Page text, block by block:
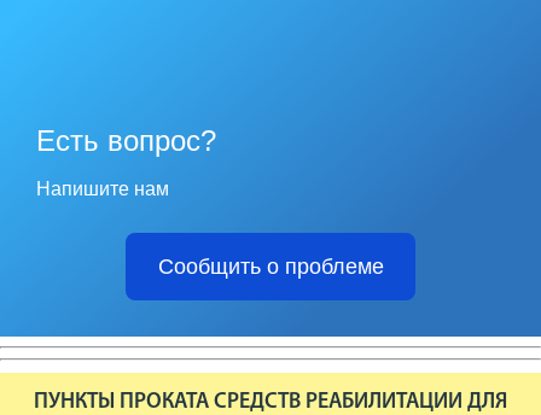
Есть вопрос?
Напишите нам
Сообщить о проблеме
ПУНКТЫ ПРОКАТА СРЕДСТВ РЕАБИЛИТАЦИИ ДЛЯ